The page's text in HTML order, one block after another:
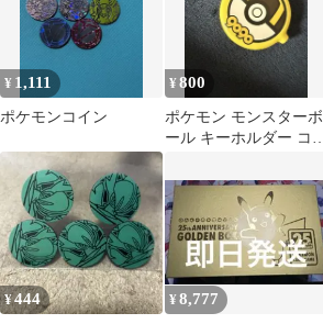
¥ 1,111
ポケモンコイン
¥800
ポケモン モンスターボ
ール キーホルダー コイ
¥444 ¥8,777